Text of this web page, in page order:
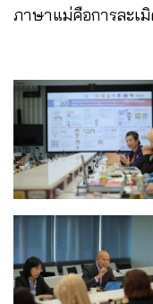
ภาษาแม่คือการละเ